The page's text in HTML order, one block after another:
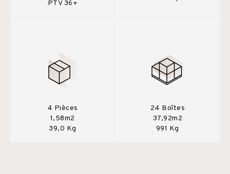
PTV 36+
4 Pièces
1,58m2
39,0 Kg
24 Boîtes
37,92m2
991 Kg